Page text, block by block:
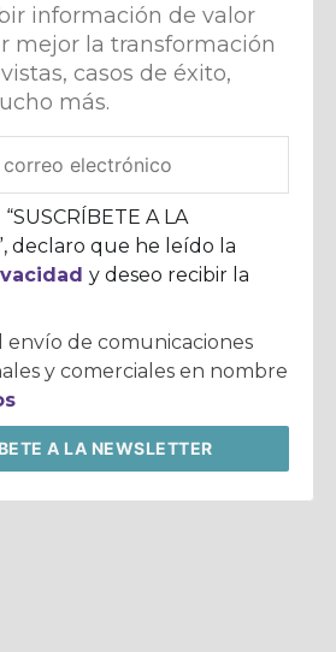
información de valor
mejor la transformación
casos de éxito,
más.
A LA
declaro que he leído la
y deseo recibir la
envío de comunicaciones
y comerciales en nombre
A LA NEWSLETTER